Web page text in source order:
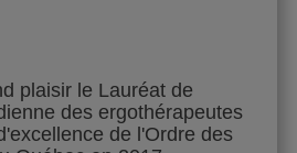
plaisir le Lauréat de
des ergothérapeutes
de l'Ordre des